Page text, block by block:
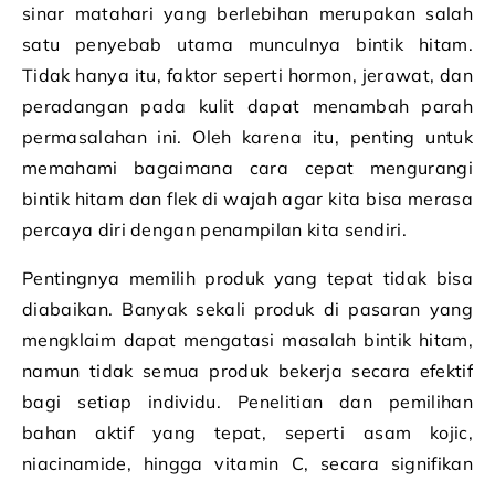
sinar matahari yang berlebihan merupakan salah
satu penyebab utama munculnya bintik hitam.
Tidak hanya itu, faktor seperti hormon, jerawat, dan
peradangan pada kulit dapat menambah parah
permasalahan ini. Oleh karena itu, penting untuk
memahami bagaimana cara cepat mengurangi
bintik hitam dan flek di wajah agar kita bisa merasa
percaya diri dengan penampilan kita sendiri.
Pentingnya memilih produk yang tepat tidak bisa
diabaikan. Banyak sekali produk di pasaran yang
mengklaim dapat mengatasi masalah bintik hitam,
namun tidak semua produk bekerja secara efektif
bagi setiap individu. Penelitian dan pemilihan
bahan aktif yang tepat, seperti asam kojic,
niacinamide, hingga vitamin C, secara signifikan